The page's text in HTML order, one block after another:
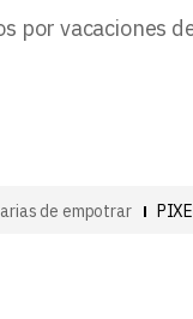
por vacaciones
de empotrar